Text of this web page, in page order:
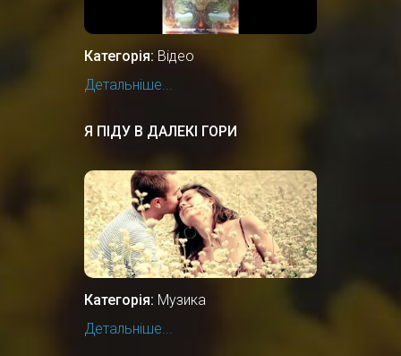
Категорія: Відео
Детальніше...
Я ПІДУ В ДАЛЕКІ ГОРИ
Категорія: Музика
Детальніше...